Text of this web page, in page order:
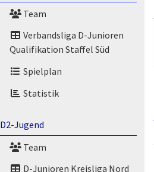
Team
Verbandsliga D-Junioren
Qualifikation Staffel Süd
Spielplan
Statistik
D2-Jugend
Team
D-Junioren Kreisliga Nord